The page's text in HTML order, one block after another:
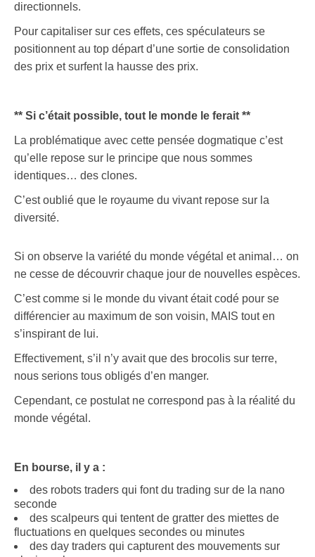
directionnels.
Pour capitaliser sur ces effets, ces spéculateurs se
positionnent au top départ d’une sortie de consolidation
des prix et surfent la hausse des prix.
** Si c’était possible, tout le monde le ferait **
La problématique avec cette pensée dogmatique c’est
qu’elle repose sur le principe que nous sommes
identiques… des clones.
C’est oublié que le royaume du vivant repose sur la
diversité.
Si on observe la variété du monde végétal et animal… on
ne cesse de découvrir chaque jour de nouvelles espèces.
C’est comme si le monde du vivant était codé pour se
différencier au maximum de son voisin, MAIS tout en
s’inspirant de lui.
Effectivement, s’il n’y avait que des brocolis sur terre,
nous serions tous obligés d’en manger.
Cependant, ce postulat ne correspond pas à la réalité du
monde végétal.
En bourse, il y a :
des robots traders qui font du trading sur de la nano
seconde
des scalpeurs qui tentent de gratter des miettes de
fluctuations en quelques secondes ou minutes
des day traders qui capturent des mouvements sur